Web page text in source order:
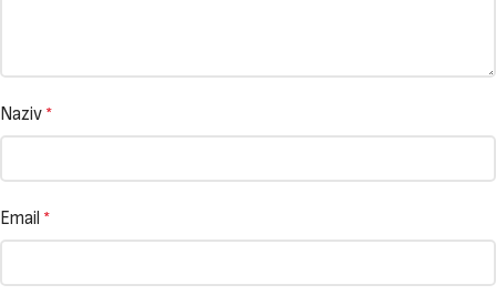
Naziv *
Email *